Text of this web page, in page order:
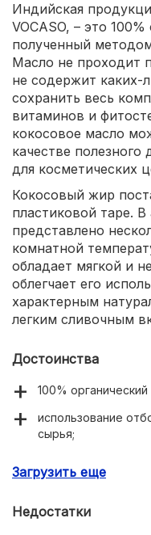
Индийская
VOCASO, – это
полученный
Масло не проходит
не содержит каких-
сохранить весь
витаминов и
кокосовое масло
качестве
для косметических
Кокосовый жир
пластиковой таре.
представлено
комнатной
обладает мягкой и
облегчает его
характерным
легким сливочным
Достоинства
100% органический
использование
сырья;
удобная тара;
Загрузить еще
Недостатки